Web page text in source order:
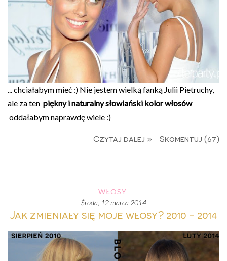
... chciałabym mieć :) Nie jestem wielką fanką Julii Pietruchy,
ale za ten piękny i naturalny słowiański kolor włosów
oddałabym naprawdę wiele :)
Czytaj dalej » Skomentuj (67)
WŁOSY
środa, 12 marca 2014
Jak zmieniały się moje włosy? 2010 - 2014